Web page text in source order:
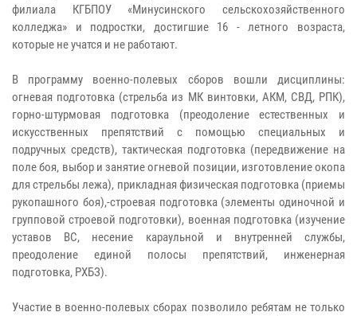
филиала КГБПОУ «Минусинского сельскохозяйственного
колледжа» и подростки, достигшие 16 - летного возраста,
которые не учатся и не работают.
В программу военно-полевых сборов вошли дисциплины:
огневая подготовка (стрельба из МК винтовки, АКМ, СВД, РПК),
горно-штурмовая подготовка (преодоление естественных и
искусственных препятствий с помощью специальных и
подручных средств), тактическая подготовка (передвижение на
поле боя, выбор и занятие огневой позиции, изготовление окопа
для стрельбы лежа), прикладная физическая подготовка (приемы
рукопашного боя),-строевая подготовка (элементы одиночной и
групповой строевой подготовки), военная подготовка (изучение
уставов ВС, несение караульной и внутренней службы,
преодоление единой полосы препятствий, инженерная
подготовка, РХБЗ).
Участие в военно-полевых сборах позволило ребятам не только